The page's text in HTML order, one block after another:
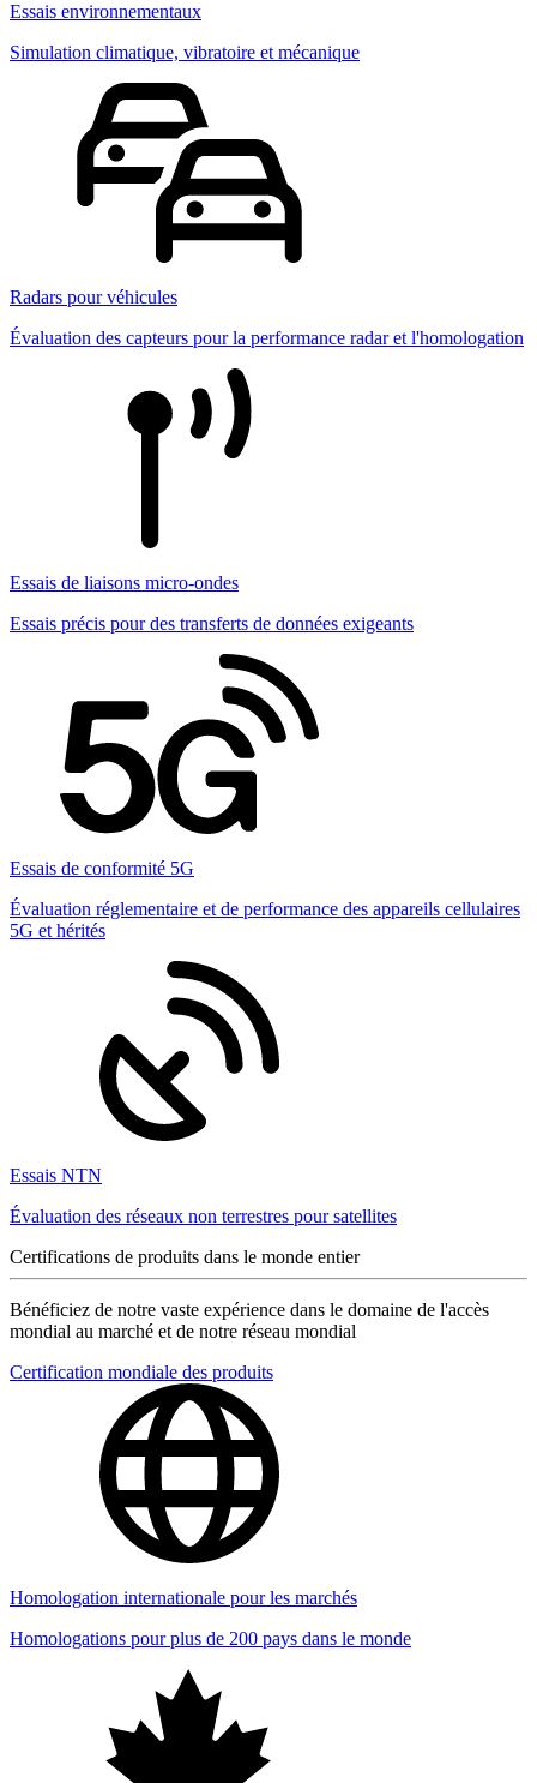
Essais environnementaux
Simulation climatique, vibratoire et mécanique
Radars pour véhicules
Évaluation des capteurs pour la performance radar et l'homologation
Essais de liaisons micro-ondes
Essais précis pour des transferts de données exigeants
Essais de conformité 5G
Évaluation réglementaire et de performance des appareils cellulaires
5G et hérités
Essais NTN
Évaluation des réseaux non terrestres pour satellites
Certifications de produits dans le monde entier
Bénéficiez de notre vaste expérience dans le domaine de l'accès
mondial au marché et de notre réseau mondial
Certification mondiale des produits
Homologation internationale pour les marchés
Homologations pour plus de 200 pays dans le monde